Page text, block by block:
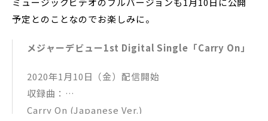
予定とのことなのでお楽しみに。
メジャーデビュー1st Digital Single「Carry On」
2020年1月10日（金）配信開始
収録曲：
Carry On (Japanese Ver.)